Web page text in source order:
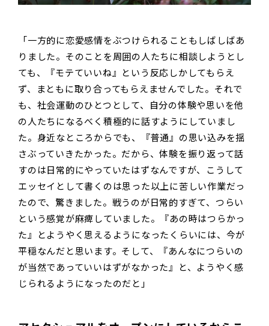
「一方的に恋愛感情をぶつけられることもしばしばあ
りました。そのことを周囲の人たちに相談しようとし
ても、『モテていいね』という反応しかしてもらえ
ず、まともに取り合ってもらえませんでした。それで
も、社会運動のひとつとして、自分の体験や思いを他
の人たちになるべく積極的に話すようにしていまし
た。身近なところからでも、『普通』の思い込みを揺
さぶっていきたかった。だから、体験を振り返って話
すのは日常的にやっていたはずなんですが、こうして
エッセイとして書くのは思った以上に苦しい作業だっ
たので、驚きました。戦うのが日常的すぎて、つらい
という感覚が麻痺していました。『あの時はつらかっ
た』とようやく思えるようになったくらいには、今が
平穏なんだと思います。そして、『あんなにつらいの
が当然であっていいはずがなかった』と、ようやく感
じられるようになったのだと」